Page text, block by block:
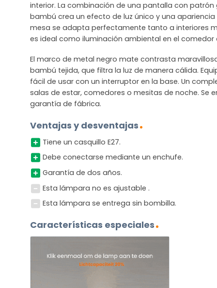
interior. La combinación de una pantalla con
bambú crea un efecto de luz único y una
mesa se adapta perfectamente tanto a interiores
es ideal como iluminación ambiental en el comedor
El marco de metal negro mate contrasta
bambú tejida, que filtra la luz de manera cálida.
fácil de usar con un interruptor en la base. Un
salas de estar, comedores o mesitas de noche. Se
garantía de fábrica.
Ventajas y desventajas
Tiene un casquillo E27.
Debe conectarse mediante un enchufe.
Garantía de dos años.
Esta lámpara no es ajustable .
Esta lámpara se entrega sin bombilla.
Características especiales